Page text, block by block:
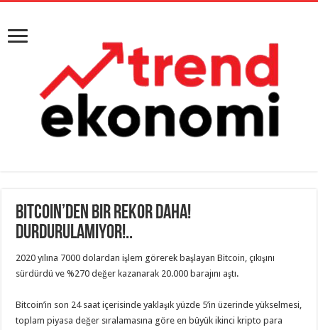
Bitcoin’den Bir Rekor Daha!
Durdurulamıyor!..
2020 yılına 7000 dolardan işlem görerek başlayan Bitcoin, çıkışını
sürdürdü ve %270 değer kazanarak 20.000 barajını aştı.
Bitcoin’in son 24 saat içerisinde yaklaşık yüzde 5’in üzerinde yükselmesi,
toplam piyasa değer sıralamasına göre en büyük ikinci kripto para